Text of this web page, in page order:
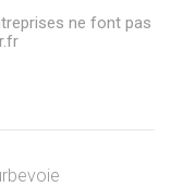
ne font pas